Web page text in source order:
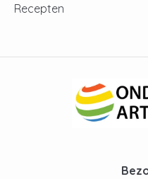
Recepten